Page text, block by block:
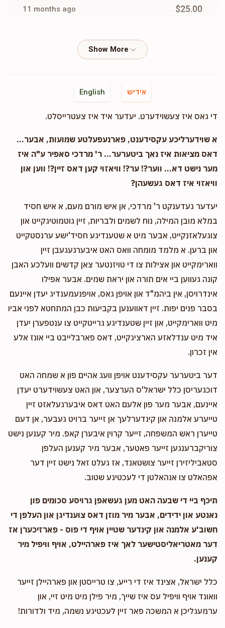
11 months ago $25.00
Phone DonationBentzion Halbracht
Phone DonationBentzion Halbracht
Phone DonationBentzion Halbracht
11 months ago $18.00
Bentzion Halbracht
English אידיש
די גאס איז צעשוידערט. יעדער איד איז צעטרייסלט.
א שוידערליכע עקסידענט, פארנעפעלטע שמועות, אבער...
דאס מציאות איז נאך ביטערער... ר' מרדכי סאפיר ע"ה איז
מער נישט דא... ווער?! ער?! וויאזוי קען דאס זיין?! ווען און
וויאזוי איז דאס געשעהן?
יעדער געדענקט ר' מרדכי, אן איש מורם מעם, א איש חסיד
במלא מובן המילה, נוח לשמים ולבריות, זיין גוטמוטיגקייט און
צוגעלאזנקייט, אבער מיט א שטענדיגע חסיד'ישע ערנסטקייט
און ברען. א מלמד מומחה וואס האט איבערגעגעבן זיין
ווארימקייט און אצילות צו די טויזנטער צאן קדשים וועלכע האבן
קונה געווען ביי אים תורה און יראת שמים. אבער אפילו
אינדרויסן, אין ביהמ"ד און אויפן גאס, אויפנעמענדיג יעדן איינעם
בסבר פנים יפות. זיין דאווענען בקביעות כבן המתחטא לפני אביו
מיט ווארימקייט, און זיין שטענדיגע גרייטקייט צו ענטפערן יעדן
איד מיט ענדלאזע הארציגקייט, דאס פארבלייבט ביי אונז אלע
אין זכרון.
דער ביטערער עקסידענט אויפן וועג אהיים פון א שמחה האט
דוכגעריסן כלל ישראל'ס הערצער, און האט צעשוידערט יעדן
איינעם, אבער מער פון אלעם האט דאס איבערגעלאזט זיין
טייערע אלמנה און קינדערלעך אן זייער ברויט געבער, אן דעם
טייערן ראש המשפחה, זייער קרוין איבערן קאפ. מיר קענען נישט
צוריקברענגען זייער פאטער, אבער מיר קענען העלפן
סטאביליזירן זייער צושטאנד, אז געלט זאל נישט זיין דער
אפהאלט צו אנהאלטן די לעכטיגע שטוב.
תיכף ביי די שבעה האט מען געשאפן גרויסע סכומים פון
נאנטע און ידידים, אבער מיר מוזן דאס צוענדיגן און העלפן די
חשוב'ע אלמנה און קינדער שטיין אויף די פוס - פארזיכערן אז
דער מאטריאליסטישער לאך איז פארהיילט, אויף וויפיל מיר
קענען.
כלל ישראל, אצינד איז די רייע, צו טרייסטן און פארהיילן זייער
וואונד אויף וויפיל עס איז שייך, מיר פילן מיט מיט זיי, און
ערמעגליכן א המשכה פאר זיין לעכטיגע נשמה, מיד ולדורות!